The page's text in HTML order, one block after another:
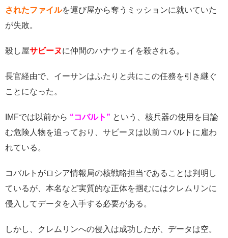
されたファイルを運び屋から奪うミッションに就いていた
が失敗。
殺し屋サビーヌに仲間のハナウェイを殺される。
長官経由で、イーサンはふたりと共にこの任務を引き継ぐ
ことになった。
IMFでは以前から “コバルト” という、核兵器の使用を目論
む危険人物を追っており、サビーヌは以前コバルトに雇わ
れている。
コバルトがロシア情報局の核戦略担当であることは判明し
ているが、本名など実質的な正体を掴むにはクレムリンに
侵入してデータを入手する必要がある。
しかし、クレムリンへの侵入は成功したが、データは空。